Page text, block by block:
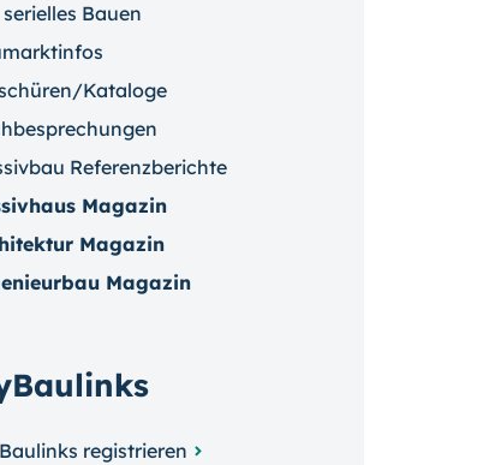
serielles Bauen
Kataloge
Referenzberichte
Magazin
Magazin
Magazin
registrieren